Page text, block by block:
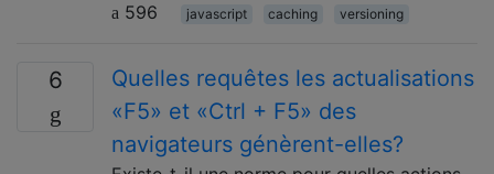
596
javascript caching versioning
6
Quelles requêtes les actualisations
«F5» et «Ctrl + F5» des
navigateurs génèrent-elles?